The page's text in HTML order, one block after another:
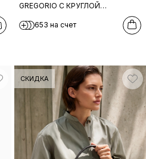
GREGORIO С КРУГЛОЙ
ФУРНИТУРОЙ В СЕРЕБРЯНОМ
ОТТЕНКЕ КОЖИ
653 на счет
СКИДКА